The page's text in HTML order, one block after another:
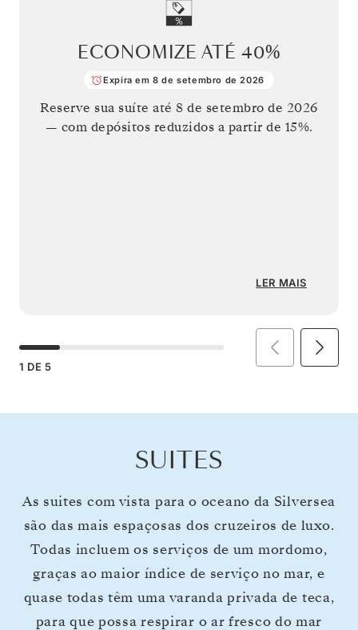
ECONOMIZE ATÉ 40%
Expira em 8 de setembro de 2026
Reserve sua suíte até8 de setembro de 2026
— com depósitos reduzidos a partir de 15%.
LER MAIS
1 DE 5
SUITES
As suites com vista para o oceano da Silversea
são das mais espaçosas dos cruzeiros de luxo.
Todas incluem os serviços de um mordomo,
graças ao maior índice de serviço no mar, e
quase todas têm uma varanda privada de teca,
para que possa respirar o ar fresco do mar